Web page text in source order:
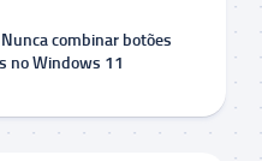
combinar botões
no Windows 11